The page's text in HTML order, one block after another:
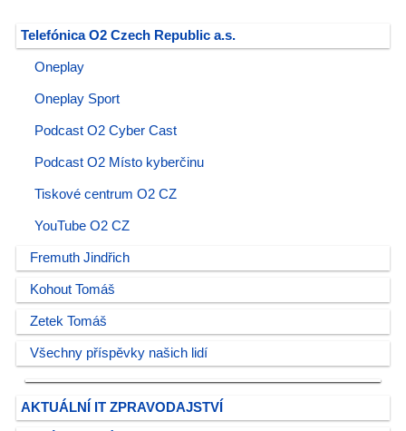
Telefónica O2 Czech Republic a.s.
Oneplay
Oneplay Sport
Podcast O2 Cyber Cast
Podcast O2 Místo kyberčinu
Tiskové centrum O2 CZ
YouTube O2 CZ
Fremuth Jindřich
Kohout Tomáš
Zetek Tomáš
Všechny příspěvky našich lidí
AKTUÁLNÍ IT ZPRAVODAJSTVÍ